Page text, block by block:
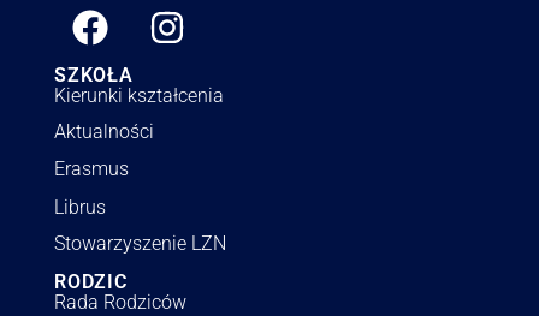
SZKOŁA
Kierunki kształcenia
Aktualności
Erasmus
Librus
Stowarzyszenie LZN
RODZIC
Rada Rodziców